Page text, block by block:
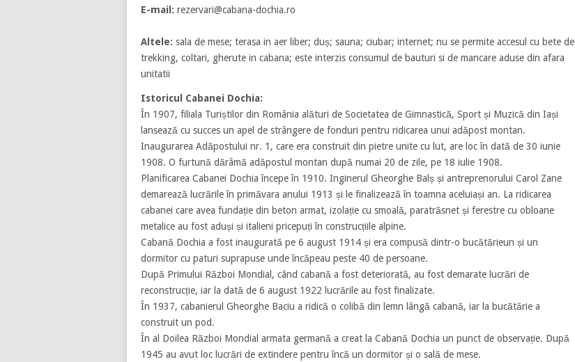
E-mail: rezervari@cabana-dochia.ro
Altele: sala de mese; terasa in aer liber; duș; sauna; ciubar; internet; nu se permite accesul cu bete de
trekking, coltari, gherute in cabana; este interzis consumul de bauturi si de mancare aduse din afara
unitatii
Istoricul Cabanei Dochia:
În 1907, filiala Turiștilor din România alături de Societatea de Gimnastică, Sport și Muzică din Iași
lansează cu succes un apel de strângere de fonduri pentru ridicarea unui adăpost montan.
Inaugurarea Adăpostului nr. 1, care era construit din pietre unite cu lut, are loc în dată de 30 iunie
1908. O furtună dărâmă adăpostul montan după numai 20 de zile, pe 18 iulie 1908.
Planificarea Cabanei Dochia începe în 1910. Inginerul Gheorghe Balș și antreprenorului Carol Zane
demarează lucrările în primăvara anului 1913 și le finalizează în toamna aceluiași an. La ridicarea
cabanei care avea fundație din beton armat, izolație cu smoală, paratrăsnet și ferestre cu obloane
metalice au fost aduși și italieni pricepuți în construcțiile alpine.
Cabană Dochia a fost inaugurată pe 6 august 1914 și era compusă dintr-o bucătărieun și un
dormitor cu paturi suprapuse unde încăpeau peste 40 de persoane.
După Primului Război Mondial, când cabană a fost deteriorată, au fost demarate lucrări de
reconstrucție, iar la dată de 6 august 1922 lucrările au fost finalizate.
În 1937, cabanierul Gheorghe Baciu a ridică o colibă din lemn lângă cabană, iar la bucătărie a
construit un pod.
În al Doilea Război Mondial armata germană a creat la Cabană Dochia un punct de observație. După
1945 au avut loc lucrări de extindere pentru încă un dormitor și o sală de mese.